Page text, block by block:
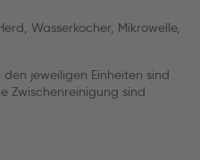
Wasserkocher, Mikrowelle,
jeweiligen Einheiten sind
Zwischenreinigung sind